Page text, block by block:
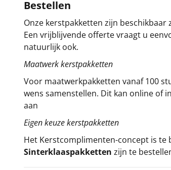
Bestellen
Onze kerstpakketten zijn
Een vrijblijvende offerte vraagt u
natuurlijk ook.
Maatwerk kerstpakketten
Voor maatwerkpakketten vanaf 100
wens samenstellen. Dit kan online of
aan
Eigen keuze kerstpakketten
Het Kerstcomplimenten-concept is te
Sinterklaaspakketten zijn te